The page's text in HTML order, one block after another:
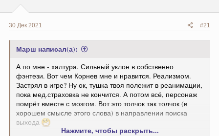
ы
л
30 Дек 2021 #21
Марш написал(а):
А по мне - халтура. Сильный уклон в собственно
фэнтези. Вот чем Корнев мне и нравится. Реализмом.
Застрял в игре? Ну ок, тушка твоя полежит в реанимации,
пока мед.страховка не кончится. А потом всё, персонаж
помрёт вместе с мозгом. Вот это толчок так толчок (в
хорошем смысле этого слова) в направлении поиска
выхода
Нажмите, чтобы раскрыть...